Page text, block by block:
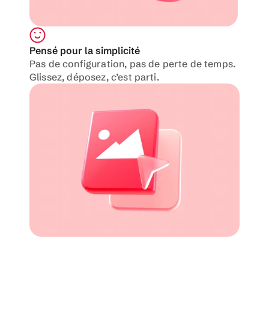
Pensé pour la simplicité
Pas de configuration, pas de perte de temps.
Glissez, déposez, c’est parti.